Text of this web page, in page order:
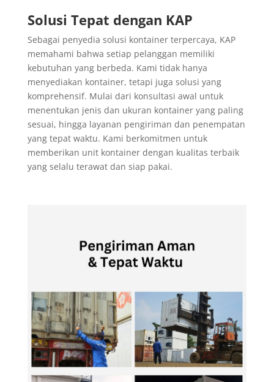
Solusi Tepat dengan KAP
Sebagai penyedia solusi kontainer terpercaya, KAP
memahami bahwa setiap pelanggan memiliki
kebutuhan yang berbeda. Kami tidak hanya
menyediakan kontainer, tetapi juga solusi yang
komprehensif. Mulai dari konsultasi awal untuk
menentukan jenis dan ukuran kontainer yang paling
sesuai, hingga layanan pengiriman dan penempatan
yang tepat waktu. Kami berkomitmen untuk
memberikan unit kontainer dengan kualitas terbaik
yang selalu terawat dan siap pakai.